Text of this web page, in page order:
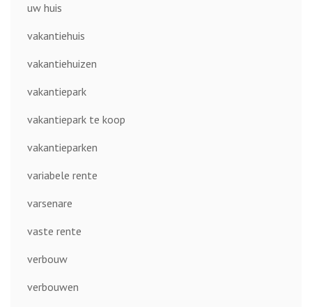
uw huis
vakantiehuis
vakantiehuizen
vakantiepark
vakantiepark te koop
vakantieparken
variabele rente
varsenare
vaste rente
verbouw
verbouwen